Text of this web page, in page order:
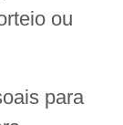
ou
para